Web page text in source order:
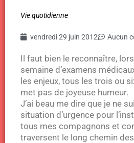
Vie quotidienne
vendredi 29 juin 2012 Aucun
Il faut bien le reconnaître,
semaine d’examens
les enjeux, tous les trois ou
met pas de joyeuse humeur.
J’ai beau me dire que je ne
situation d’urgence pour
tous mes compagnons et
traversent le long chemin